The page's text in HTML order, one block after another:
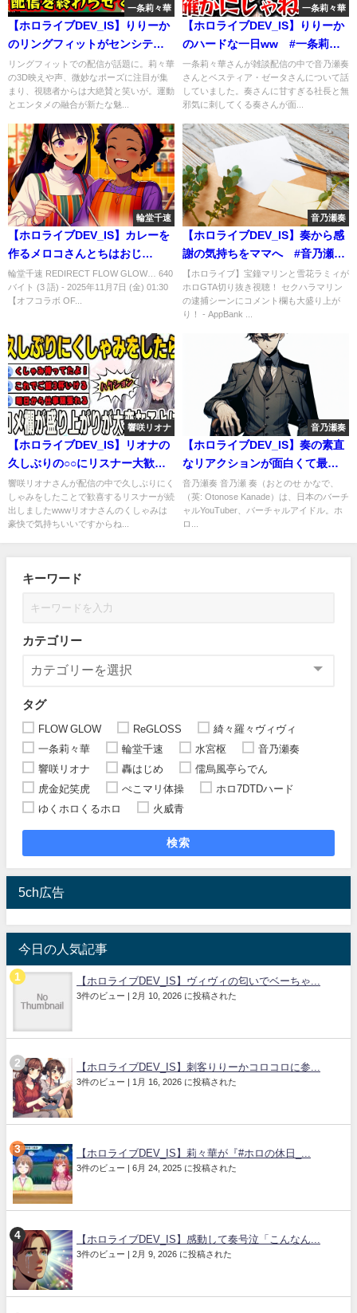
一条莉々華
【ホロライブDEV_IS】りりーか
のリングフィットがセンシティ
ブすぎるwww #一条莉々華
リングフィットでの配信が話題に。莉々華
の3D映えや声、微妙なポーズに注目が集
まり、視聴者からは大絶賛と笑いが。運動
とエンタメの融合が新たな魅...
一条莉々華
【ホロライブDEV_IS】りりーか
のハードな一日ww #一条莉々
華
一条莉々華さんが雑談配信の中で音乃瀬奏
さんとベスティア・ゼータさんについて話
していました。奏さんに甘すぎる社長と無
邪気に刺してくる奏さんが面...
輪堂千速
【ホロライブDEV_IS】カレーを
作るメロコさんとちはおじ
wwwwwwwwwww #輪堂千速
輪堂千速 REDIRECT FLOW GLOW… 640
バイト (3 語) - 2025年11月7日 (金) 01:30
【オフコラボ OF...
音乃瀬奏
【ホロライブDEV_IS】奏から感
謝の気持ちをママへ #音乃瀬
奏 #ゆくホロくるホロ2025
【ホロライブ】宝鐘マリンと雪花ラミィが
ホロGTA切り抜き視聴！ セクハラマリン
の逮捕シーンにコメント欄も大盛り上が
り！ - AppBank ...
響咲リオナ
【ホロライブDEV_IS】リオナの
久しぶりの○○にリスナー大歓喜
www #響咲リオナ
響咲リオナさんが配信の中で久しぶりにく
しゃみをしたことで歓喜するリスナーが続
出しましたwwwリオナさんのくしゃみは
豪快で気持ちいいですからね...
音乃瀬奏
【ホロライブDEV_IS】奏の素直
なリアクションが面白くて最高
だった！！！ #音乃瀬奏
音乃瀬奏 音乃瀬 奏（おとのせ かなで、
（英: Otonose Kanade）は、日本のバーチ
ャルYouTuber、バーチャルアイドル。ホ
ロ...
キーワード
カテゴリー
タグ
FLOW GLOW ReGLOSS
綺々羅々ヴィヴィ
一条莉々華
輪堂千速 水宮枢
音乃瀬奏
響咲リオナ
轟はじめ
儒烏風亭らでん
虎金妃笑虎
ぺこマリ体操
ホロ7DTDハード
ゆくホロくるホロ
火威青
検索
5ch広告
今日の人気記事
【ホロライブDEV_IS】ヴィヴィの匂いでベーちゃ...
3件のビュー | 2月 10, 2026 に投稿された
【ホロライブDEV_IS】刺客りりーかコロコロに参...
3件のビュー | 1月 16, 2026 に投稿された
【ホロライブDEV_IS】莉々華が『#ホロの休日_...
3件のビュー | 6月 24, 2025 に投稿された
【ホロライブDEV_IS】感動して奏号泣「こんなん...
3件のビュー | 2月 9, 2026 に投稿された